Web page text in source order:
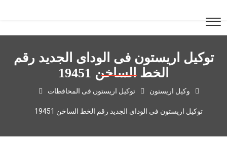
توكيل اريستون فى الوداى الجديد رقم
الخط الساخن 19451
وكيل اريستون توكيل اريستون فى المحافظات
توكيل اريستون فى الوداى الجديد رقم الخط الساخن 19451